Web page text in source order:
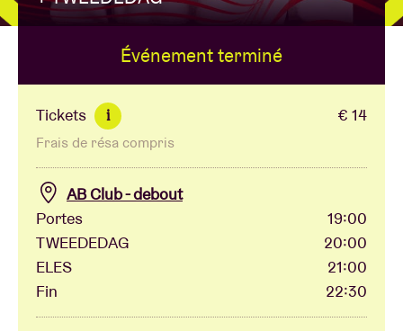
Location de salles
BRDCST
ABtv
Chèque-concert
À propos de l'AB
Contact
Événement terminé
Tickets i € 14
Frais de résa compris
AB Club - debout
Portes
19:00
TWEEDEDAG
20:00
ELES
21:00
Fin
22:30